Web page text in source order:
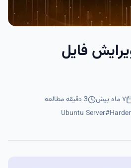
فایل
۷ ماه پیش 3 دقیقه مطالعه
#
Ubuntu Server